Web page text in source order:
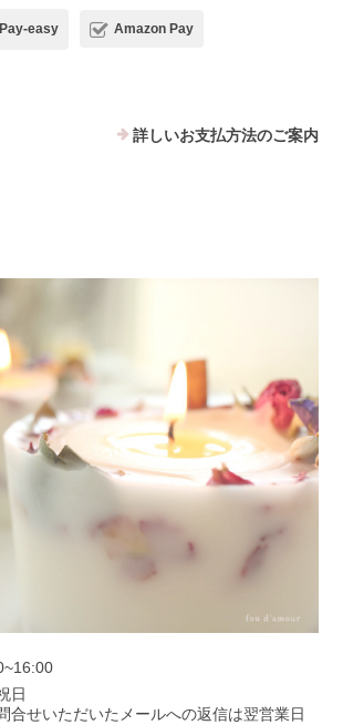
easy Amazon Pay
詳しいお支払方法のご案内
日
合せいただいたメールへの返信は翌営業日